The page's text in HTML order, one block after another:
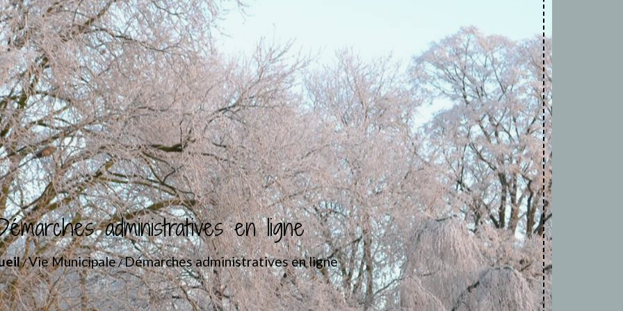
administratives en ligne
/Vie Municipale/Démarches administratives en ligne